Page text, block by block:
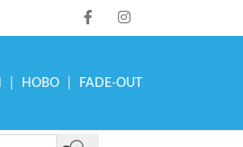
НОВО FADE-OUT